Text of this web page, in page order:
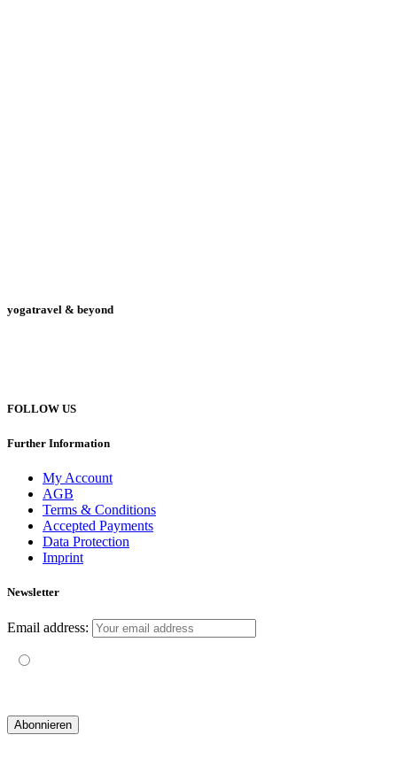
yogatravel & beyond
FOLLOW US
Further Information
My Account
AGB
Terms & Conditions
Accepted Payments
Data Protection
Imprint
Newsletter
Email address: